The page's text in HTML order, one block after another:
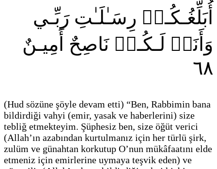
أُبَلِّغُـكُـمۡ رِسَـٰلَـٰتِ رَبِّـي
وَأَنَا۠ لَـكُـمۡ نَاصِحٌ أَمِيـنٌ
٦٨
(Hud sözüne şöyle devam etti) “Ben, Rabbimin bana
bildirdiği vahyi (emir, yasak ve haberlerini) size
tebliğ etmekteyim. Şüphesiz ben, size öğüt verici
(Allah’ın azabından kurtulmanız için her türlü şirk,
zulüm ve günahtan korkutup O’nun mükâfaatını elde
etmeniz için emirlerine uymaya teşvik eden) ve